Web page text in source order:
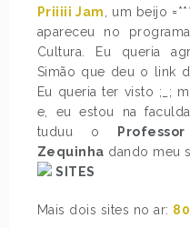
Priiiii Jam , um beijo
apareceu no
Cultura. Eu queria
Simão que deu o link
Eu queria ter visto ;_;
e, eu estou na
tuduu o
Zequinha dando meu
SITES
Mais dois sites no ar: